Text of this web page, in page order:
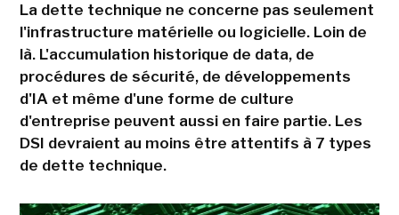
La dette technique ne concerne pas seulement
l'infrastructure matérielle ou logicielle. Loin de
là. L'accumulation historique de data, de
procédures de sécurité, de développements
d'IA et même d'une forme de culture
d'entreprise peuvent aussi en faire partie. Les
DSI devraient au moins être attentifs à 7 types
de dette technique.